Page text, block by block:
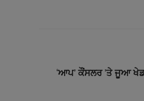
‘ਆਪ’ ਕੌਂਸਲਰ ’ਤੇ ਜੂਆ